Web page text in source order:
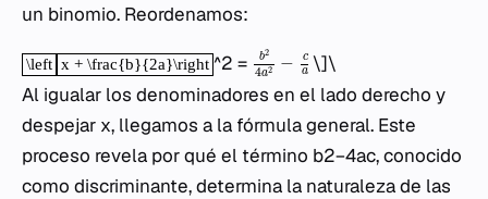
un binomio. Reordenamos:
^2 =
\]\
Al igualar los denominadores en el lado derecho y
despejar x, llegamos a la fórmula general. Este
proceso revela por qué el término b2−4ac, conocido
como discriminante, determina la naturaleza de las